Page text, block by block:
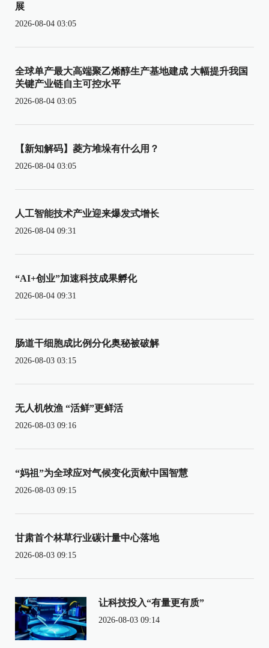
展
2026-08-04 03:05
全球单产最大高端聚乙烯醇生产基地建成 大幅提升我国
关键产业链自主可控水平
2026-08-04 03:05
【新知解码】菱方堆垛有什么用？
2026-08-04 03:05
人工智能技术产业迎来爆发式增长
2026-08-04 09:31
“AI+创业”加速科技成果孵化
2026-08-04 09:31
肠道干细胞成比例分化奥秘被破解
2026-08-03 03:15
无人机牧渔 “活鲜”更鲜活
2026-08-03 09:16
“妈祖”为全球应对气候变化贡献中国智慧
2026-08-03 09:15
甘肃首个林草行业碳计量中心落地
2026-08-03 09:15
让科技投入“有量更有质”
2026-08-03 09:14